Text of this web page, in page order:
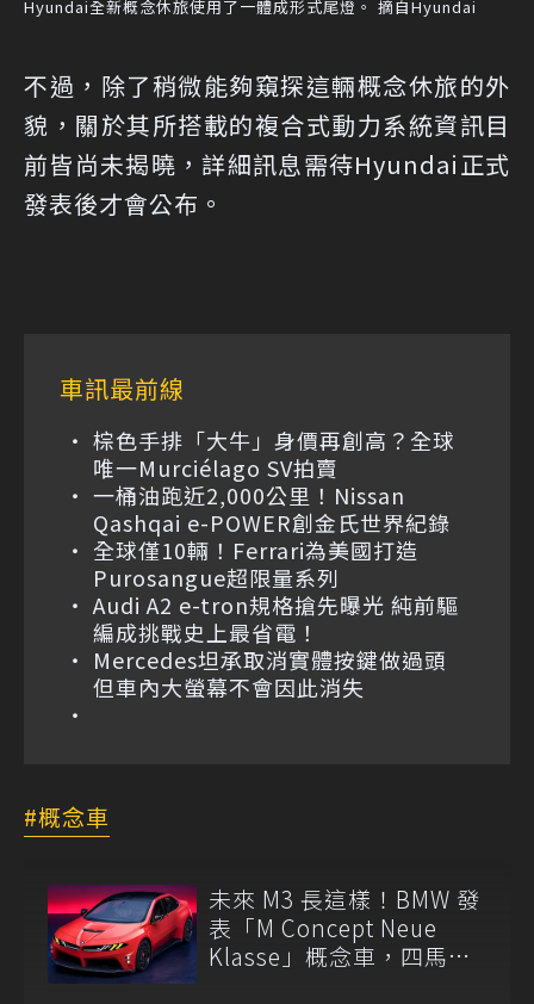
Hyundai全新概念休旅使用了一體成形式尾燈。 摘自Hyundai
不過，除了稍微能夠窺探這輛概念休旅的外
貌，關於其所搭載的複合式動力系統資訊目
前皆尚未揭曉，詳細訊息需待Hyundai正式
發表後才會公布。
車訊最前線
棕色手排「大牛」身價再創高？全球
唯一Murciélago SV拍賣
一桶油跑近2,000公里！Nissan
Qashqai e-POWER創金氏世界紀錄
全球僅10輛！Ferrari為美國打造
Purosangue超限量系列
Audi A2 e-tron規格搶先曝光 純前驅
編成挑戰史上最省電！
Mercedes坦承取消實體按鍵做過頭
但車內大螢幕不會因此消失
概念車
未來 M3 長這樣！BMW 發
表「M Concept Neue
Klasse」概念車，四馬達